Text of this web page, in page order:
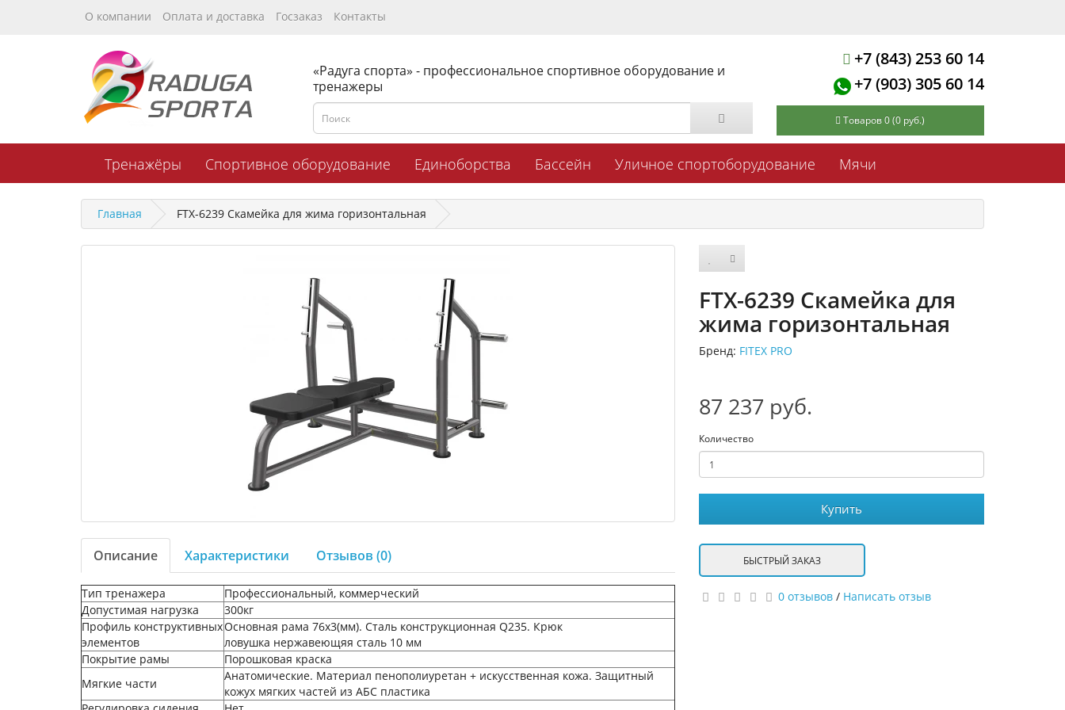
О компании Оплата и доставка Госзаказ Контакты
«Радуга спорта» - профессиональное спортивное оборудование и
тренажеры
+7 (843) 253 60 14
+7 (903) 305 60 14
Товаров 0 (0 руб.)
Тренажёры Спортивное оборудование Единоборства Бассейн Уличное спортоборудование Мячи
Главная FTX-6239 Скамейка для жима горизонтальная
Описание Характеристики Отзывов (0)
Тип тренажера
Профессиональный, коммерческий
Допустимая нагрузка
300кг
Профиль конструктивных
элементов
Основная рама 76х3(мм). Сталь конструкционная Q235. Крюк
ловушка нержавеющяя сталь 10 мм
Покрытие рамы
Порошковая краска
Мягкие части
Анатомические. Материал пенополиуретан + искусственная кожа. Защитный
кожух мягких частей из АБС пластика
FTX-6239 Скамейка для
жима горизонтальная
Бренд: FITEX PRO
87 237 руб.
Количество
Купить
БЫСТРЫЙ ЗАКАЗ
0 отзывов / Написать отзыв